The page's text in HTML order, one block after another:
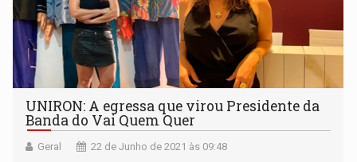
UNIRON: A egressa que virou Presidente da
Banda do Vai Quem Quer
Geral 22 de Junho de 2021 às 09:48